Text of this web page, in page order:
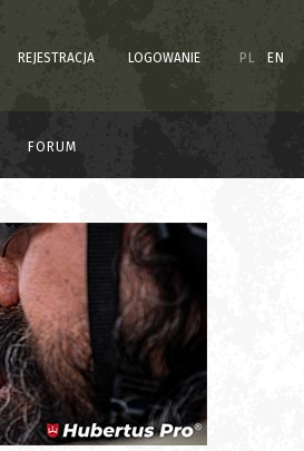
REJESTRACJA LOGOWANIE PL EN
FORUM